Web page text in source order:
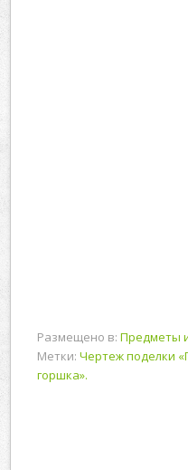
Размещено в: Предметы
Метки: Чертеж поделки
горшка».